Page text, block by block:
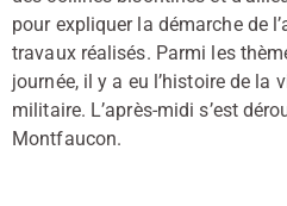
pour expliquer la démarche de
travaux réalisés. Parmi les
journée, il y a eu l’histoire de la
militaire. L’après-midi s’est
Montfaucon.